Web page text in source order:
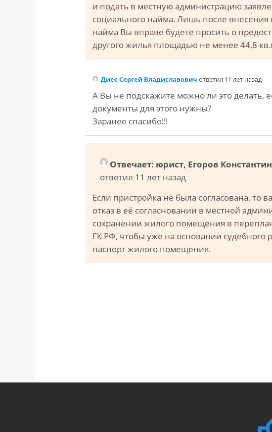
и подать в местную администрацию
социального найма. Лишь после
найма Вы вправе будете просить о
другого жилья площадью не менее 44,8
Диес Сергей Владиславович ответил 11 лет назад
А Вы не подскажите можно ли это делать,
документы для этого нужны?
Заранее спасибо!!!
Отвечает: юрист, Егоров
ответил 11 лет назад
Если пристройка не была согласована, то
отказ в её согласновании в местной
сохранении жилого помещения в
ГК РФ, чтобы уже на основании
паспорт жилого помещения.